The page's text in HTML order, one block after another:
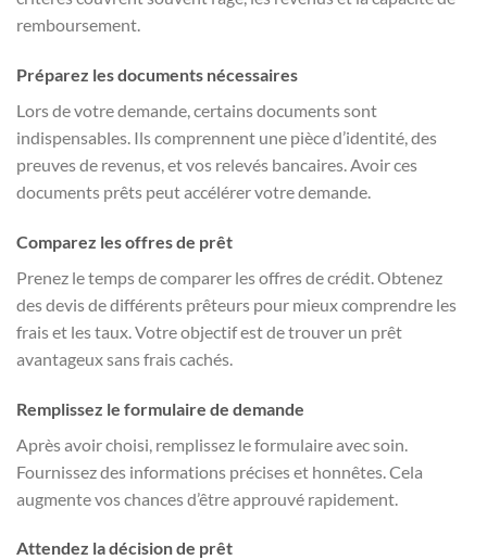
remboursement.
Préparez les documents nécessaires
Lors de votre demande, certains documents sont
indispensables. Ils comprennent une pièce d’identité, des
preuves de revenus, et vos relevés bancaires. Avoir ces
documents prêts peut accélérer votre demande.
Comparez les offres de prêt
Prenez le temps de comparer les offres de crédit. Obtenez
des devis de différents prêteurs pour mieux comprendre les
frais et les taux. Votre objectif est de trouver un prêt
avantageux sans frais cachés.
Remplissez le formulaire de demande
Après avoir choisi, remplissez le formulaire avec soin.
Fournissez des informations précises et honnêtes. Cela
augmente vos chances d’être approuvé rapidement.
Attendez la décision de prêt